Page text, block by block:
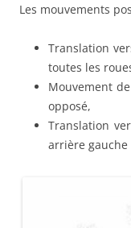
Les mouvements
Translation
toutes les
Mouvement
opposé,
Translation
arrière